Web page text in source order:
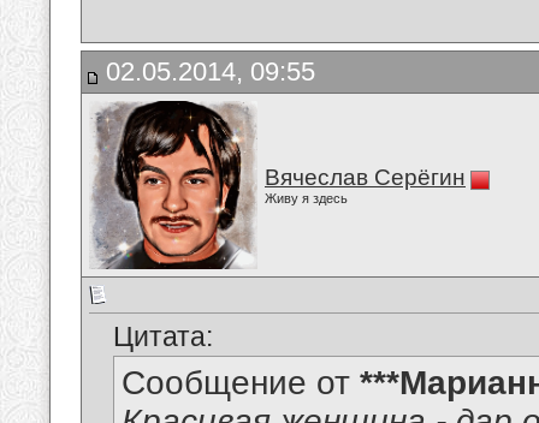
02.05.2014, 09:55
Вячеслав Серёгин
Живу я здесь
Цитата:
Сообщение от